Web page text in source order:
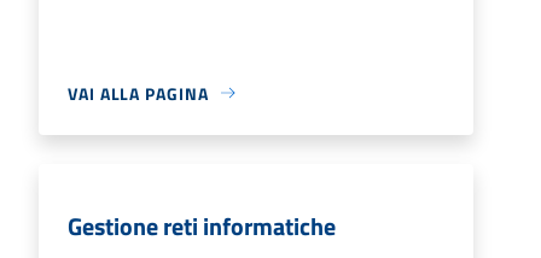
VAI ALLA PAGINA
Gestione reti informatiche